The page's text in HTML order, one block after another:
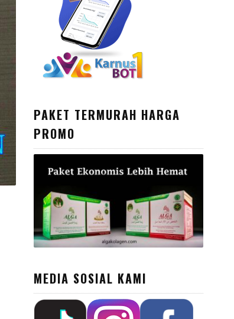
PAKET TERMURAH HARGA
PROMO
MEDIA SOSIAL KAMI